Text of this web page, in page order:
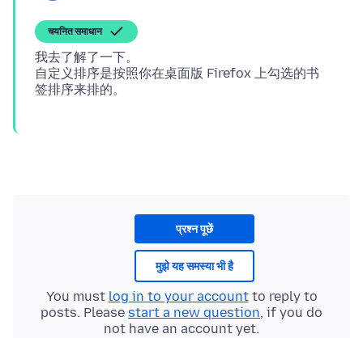
चयनित समाधान
我去了解了一下。
自定义排序是按照你在桌面版 Firefox 上勾选的书
प्रश्न पूछें
मुझे यह समस्या भी है
You must log in to your accountto reply to
posts. Please start a new question, if you do
not have an account yet.